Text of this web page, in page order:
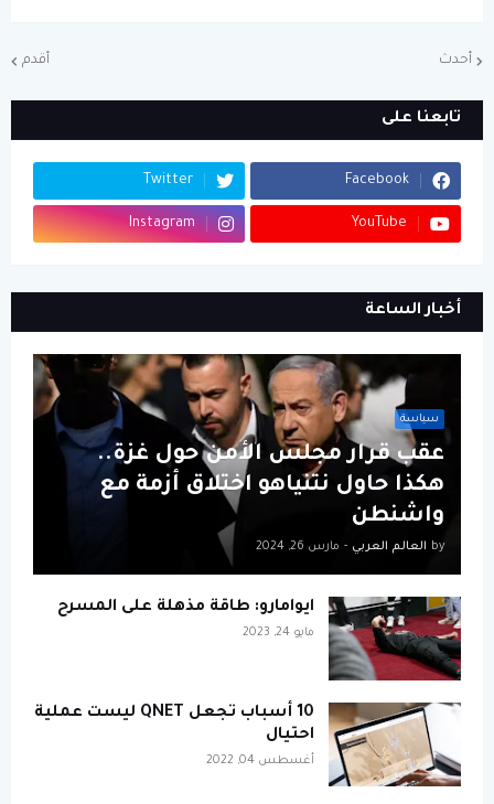
أحدث أقدم
تابعنا على
Facebook
Twitter
YouTube
Instagram
أخبار الساعة
سياسة
عقب قرار مجلس الأمن حول غزة..
هكذا حاول نتنياهو اختلاق أزمة مع
واشنطن
by العالم العربي - مارس 26, 2024
ايوامارو: طاقة مذهلة على المسرح
مايو 24, 2023
10 أسباب تجعل QNET ليست عملية
احتيال
أغسطس 04, 2022